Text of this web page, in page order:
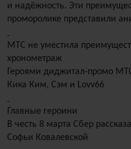
и надёжность. Эти
проморолике представили
МТС не уместила
хронометраж
Героями диджитал-промо
Кика Ким, Сэм и Lovv66
Главные героини
В честь 8 марта Сбер
Софьи Ковалевской